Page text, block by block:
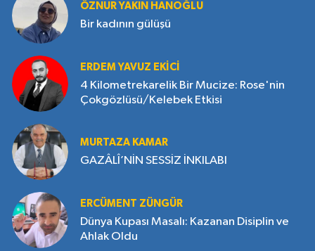
ÖZNUR YAKIN HANOĞLU
Bir kadının gülüşü
ERDEM YAVUZ EKICI
4 Kilometrekarelik Bir Mucize: Rose'nin
Çokgözlüsü/Kelebek Etkisi
MURTAZA KAMAR
GAZÂLÎ’NİN SESSİZ İNKILABI
ERCÜMENT ZÜNGÜR
Dünya Kupası Masalı: Kazanan Disiplin ve
Ahlak Oldu